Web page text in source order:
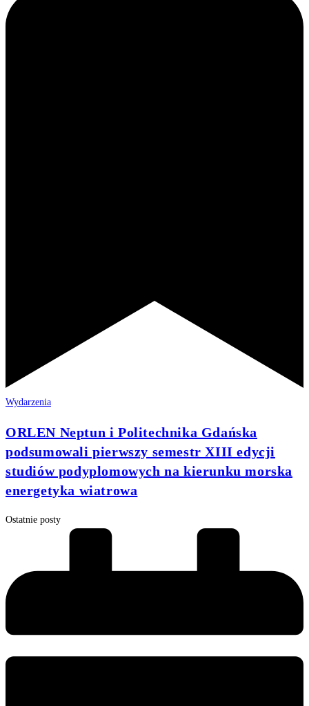
Wydarzenia
ORLEN Neptun i Politechnika Gdańska
podsumowali pierwszy semestr XIII edycji
studiów podyplomowych na kierunku morska
energetyka wiatrowa
Ostatnie posty